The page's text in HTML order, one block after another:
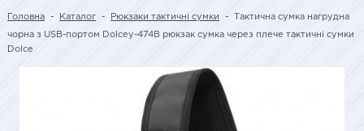
Головна - Каталог - Рюкзаки тактичні сумки - Тактична сумка нагрудна
чорна з USB-портом Dolcey-474B рюкзак сумка через плече тактичні сумки
Dolce